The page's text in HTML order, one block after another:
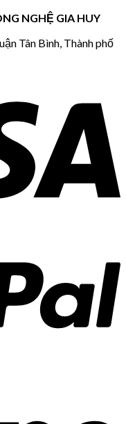
NGHỆ GIA HUY
Tân Bình, Thành phố